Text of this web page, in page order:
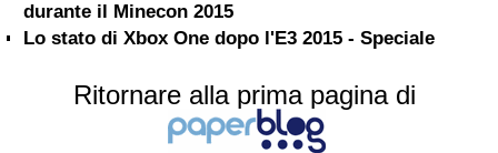
durante il Minecon 2015
Lo stato di Xbox One dopo l'E3 2015 - Speciale
Ritornare alla prima pagina di